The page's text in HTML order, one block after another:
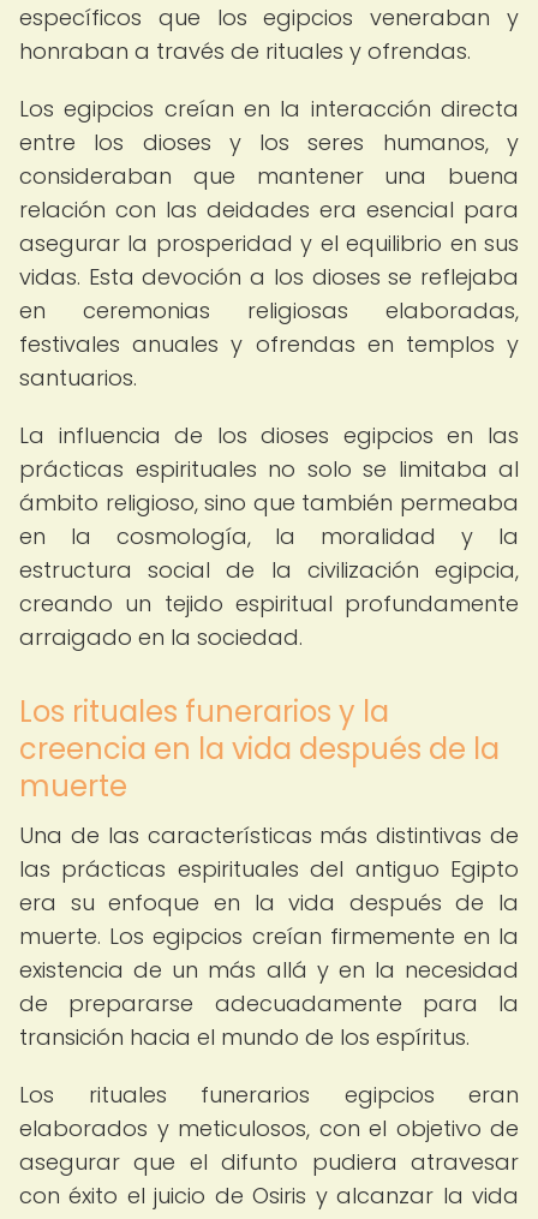
específicos que los egipcios veneraban y
honraban a través de rituales y ofrendas.
Los egipcios creían en la interacción directa
entre los dioses y los seres humanos, y
consideraban que mantener una buena
relación con las deidades era esencial para
asegurar la prosperidad y el equilibrio en sus
vidas. Esta devoción a los dioses se reflejaba
en ceremonias religiosas elaboradas,
festivales anuales y ofrendas en templos y
santuarios.
La influencia de los dioses egipcios en las
prácticas espirituales no solo se limitaba al
ámbito religioso, sino que también permeaba
en la cosmología, la moralidad y la
estructura social de la civilización egipcia,
creando un tejido espiritual profundamente
arraigado en la sociedad.
Los rituales funerarios y la
creencia en la vida después de la
muerte
Una de las características más distintivas de
las prácticas espirituales del antiguo Egipto
era su enfoque en la vida después de la
muerte. Los egipcios creían firmemente en la
existencia de un más allá y en la necesidad
de prepararse adecuadamente para la
transición hacia el mundo de los espíritus.
Los rituales funerarios egipcios eran
elaborados y meticulosos, con el objetivo de
asegurar que el difunto pudiera atravesar
con éxito el juicio de Osiris y alcanzar la vida